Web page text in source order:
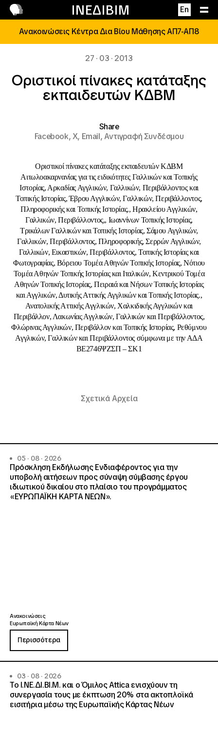
ΙΝΕΔΙΒΙΜ En
Επικοινωνία
Ανακοινώσεις Κέντρα Δια Βίου Μάθησης ΑΠ7-ΑΠ8
27 · 03 · 2013
Οριστικοί πίνακες κατάταξης
εκπαιδευτών ΚΔΒΜ
Share
Facebook,X, Email,Αντιγραφή Συνδέσμου
Οριστικοί πίνακες κατάταξης εκπαιδευτών ΚΔΒΜ
Αιτωλοακαρνανίας για τις ειδικότητες Γαλλικών και Τοπικής
Ιστορίας, Αρκαδίας Αγγλικών, Γαλλικών, Περιβάλλοντος και
Τοπικής Ιστορίας, Έβρου Αγγλικών, Γαλλικών, Περιβάλλοντος,
Πληροφορικής και Τοπικής Ιστορίας., Ηρακλείου Αγγλικών,
Γαλλικών, Περιβάλλοντος,, Ιωαννίνων Τοπικής Ιστορίας,
Τρικάλων Γαλλικών και Τοπικής Ιστορίας, Σάμου Αγγλικών,
Γαλλικών, Περιβάλλοντος, Πληροφορικής, Σερρών Αγγλικών,
Γαλλικών, Εικαστικών, Περιβάλλοντος, Τοπικής Ιστορίας και
Φωτογραφίας, Βόρειου Τομέα Αθηνών Τοπικής Ιστορίας, Νότιου
Τομέα Αθηνών Τοπικής Ιστορίας και Ιταλικών, Κεντρικού Τομέα
Αθηνών Τοπικής Ιστορίας, Πειραιά και Νήσων Τοπικής Ιστορίας
και Αγγλικών, Δυτικής Αττικής Αγγλικών και Τοπικής Ιστορίας.,
Ανατολικής Αττικής Αγγλικών, Χαλκιδικής Αγγλικών και
Περιβάλλον, Λακωνίας Αγγλικών, Γαλλικών και Περιβάλλοντος,
Φλώρινας Αγγλικών, Περιβάλλον και Τοπικής Ιστορίας, Ρεθύμνου
Αγγλικών, Γαλλικών και Περιβάλλοντος σύμφωνα με την ΑΔΑ
ΒΕ2746ΨΖΣΠ – ΣΚ1
Σχετικά Αρχεία
05 · 08 · 2026
Πρόσκληση Εκδήλωσης Ενδιαφέροντος για την
υποβολή αιτήσεων προς σύναψη σύμβασης έργου
ιδιωτικού δικαίου στο πλαίσιο του προγράμματος
«ΕΥΡΩΠΑΪΚΗ ΚΑΡΤΑ ΝΕΩΝ».
Ανακοινώσεις
Ευρωπαϊκή Κάρτα Νέων
Περισσότερα
03 · 08 · 2026
Το Ι.ΝΕ.ΔΙ.ΒΙ.Μ. και o Όμιλος Attica ενισχύουν τη
συνεργασία τους με έκπτωση 20% στα ακτοπλοϊκά
εισιτήρια μέσω της Ευρωπαϊκής Κάρτας Νέων